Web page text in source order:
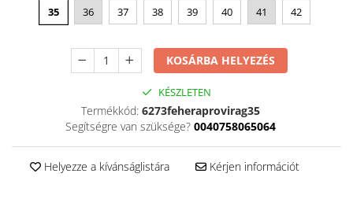
35 36 37 38 39 40 41 42
KOSÁRBA HELYEZÉS
KÉSZLETEN
Termékkód: 6273feheraprovirag35
Segítségre van szüksége? 0040758065064
Helyezze a kívánságlistára Kérjen információt